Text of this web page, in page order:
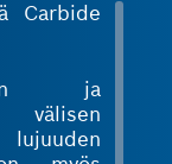
Carbide
ja
välisen